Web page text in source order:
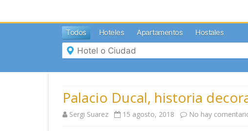
Todos Hoteles Apartamentos Hostales
Palacio Ducal, historia
Sergi Suarez 15 agosto, 2018 No hay